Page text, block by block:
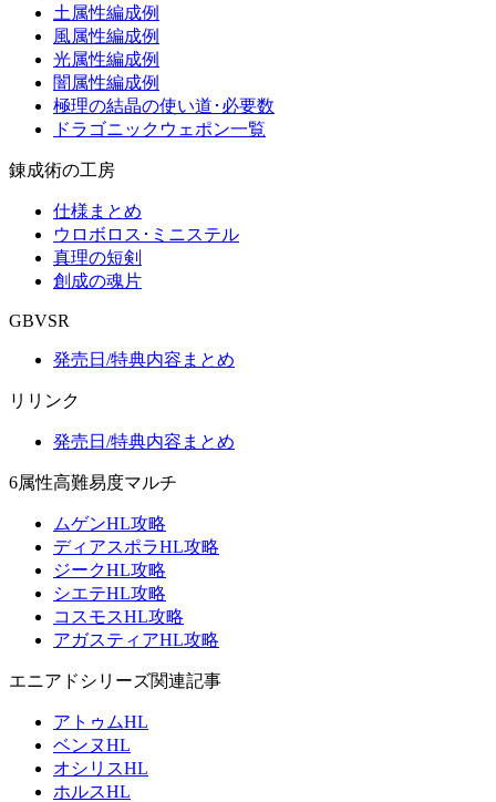
土属性編成例
風属性編成例
光属性編成例
闇属性編成例
極理の結晶の使い道･必要数
ドラゴニックウェポン一覧
錬成術の工房
仕様まとめ
ウロボロス･ミニステル
真理の短剣
創成の魂片
GBVSR
発売日/特典内容まとめ
リリンク
発売日/特典内容まとめ
6属性高難易度マルチ
ムゲンHL攻略
ディアスポラHL攻略
ジークHL攻略
シエテHL攻略
コスモスHL攻略
アガスティアHL攻略
エニアドシリーズ関連記事
アトゥムHL
ベンヌHL
オシリスHL
ホルスHL